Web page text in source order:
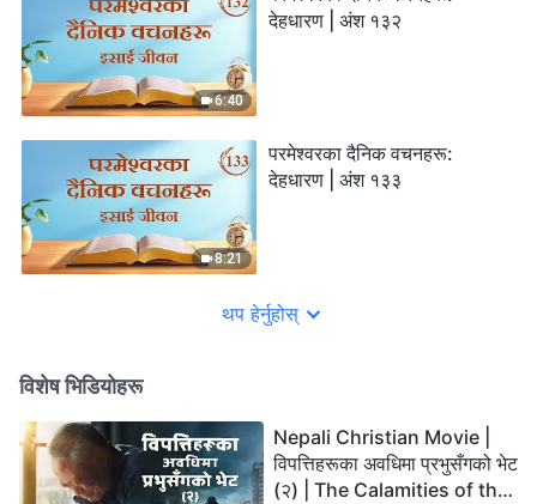
6:40
देहधारण | अंश १३२
8:21
परमेश्‍वरका दैनिक वचनहरू:
देहधारण | अंश १३३
थप हेर्नुहोस्
विशेष भिडियोहरू
Nepali Christian Movie |
विपत्तिहरूका अवधिमा प्रभुसँगको भेट
(२) | The Calamities of the